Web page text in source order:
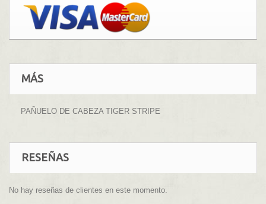
MÁS
PAÑUELO DE CABEZA TIGER STRIPE
RESEÑAS
No hay reseñas de clientes en este momento.